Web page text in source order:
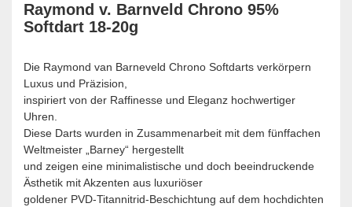
Raymond v. Barnveld Chrono 95%
Softdart 18-20g
Die Raymond van Barneveld Chrono Softdarts verkörpern
Luxus und Präzision,
inspiriert von der Raffinesse und Eleganz hochwertiger
Uhren.
Diese Darts wurden in Zusammenarbeit mit dem fünffachen
Weltmeister „Barney“ hergestellt
und zeigen eine minimalistische und doch beeindruckende
Ästhetik mit Akzenten aus luxuriöser
goldener PVD-Titannitrid-Beschichtung auf dem hochdichten